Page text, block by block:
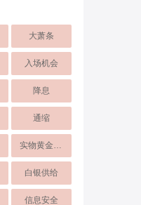
大萧条
入场机会
降息
通缩
实物黄金提取
白银供给
信息安全